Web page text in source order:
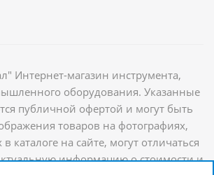
Интернет-магазин инструмента,
оборудования. Указанные
публичной офертой и могут быть
товаров на фотографиях,
каталоге на сайте, могут отличаться
информацию о стоимости и